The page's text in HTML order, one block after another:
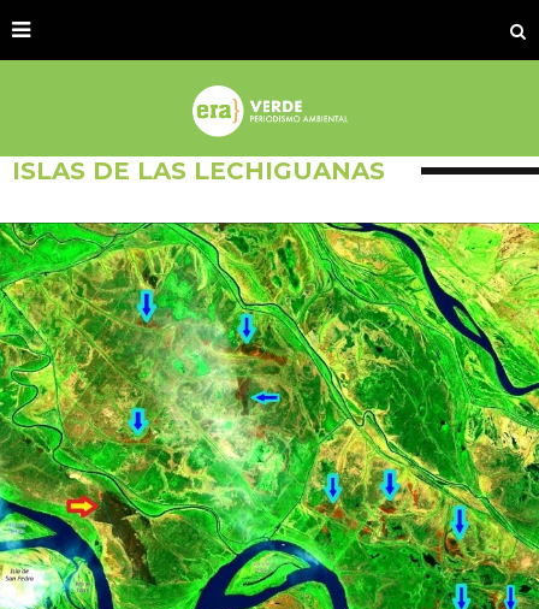
ISLAS DE LAS LECHIGUANAS